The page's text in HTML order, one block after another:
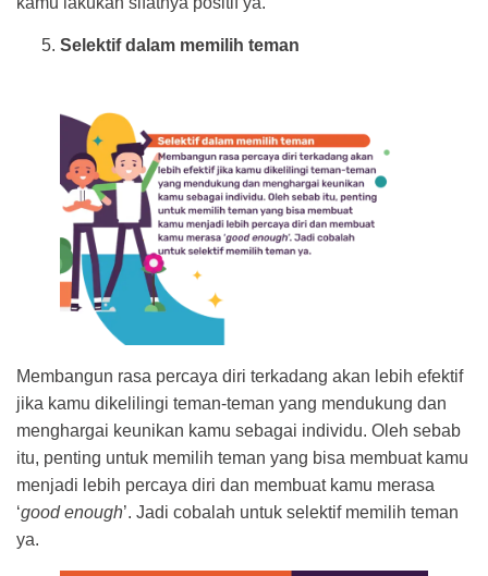
Selektif dalam memilih teman
Membangun rasa percaya diri terkadang akan lebih efektif
jika kamu dikelilingi teman-teman yang mendukung dan
menghargai keunikan kamu sebagai individu. Oleh sebab
itu, penting untuk memilih teman yang bisa membuat kamu
menjadi lebih percaya diri dan membuat kamu merasa
‘good enough’. Jadi cobalah untuk selektif memilih teman
ya.